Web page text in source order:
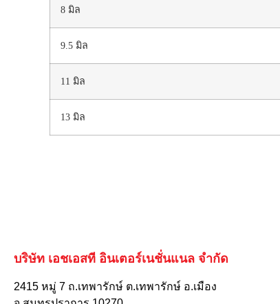
8 มิล
9.5 มิล
11 มิล
13 มิล
บริษัท เอชเอสที อินเตอร์เนชั่นแนล จำกัด
2415 หมู่ 7 ถ.เทพารักษ์ ต.เทพารักษ์ อ.เมือง